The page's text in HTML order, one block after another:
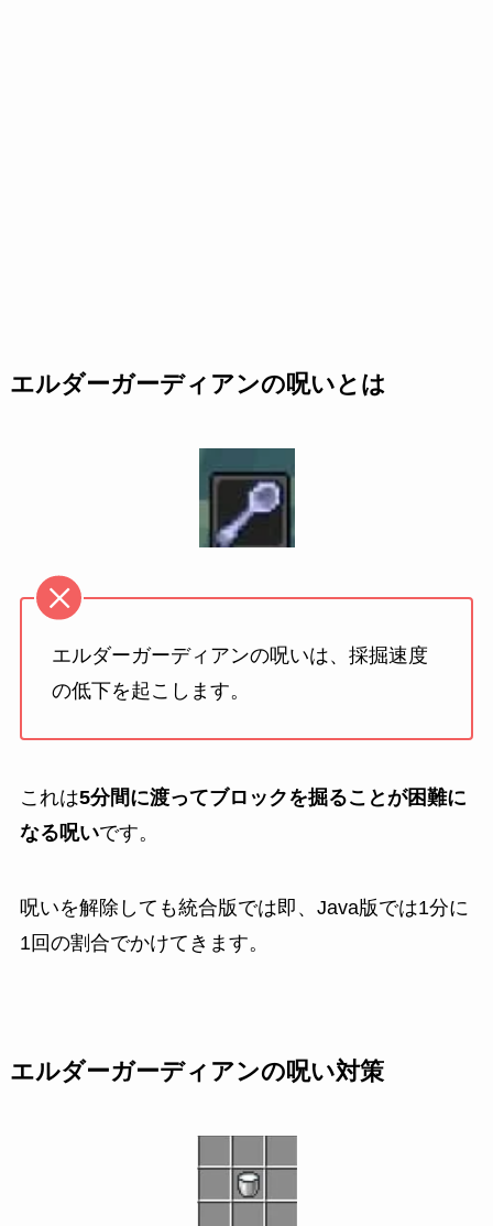
エルダーガーディアンの呪いとは
エルダーガーディアンの呪いは、採掘速度
の低下を起こします。
これは5分間に渡ってブロックを掘ることが困難に
なる呪いです。
呪いを解除しても統合版では即、Java版では1分に
1回の割合でかけてきます。
エルダーガーディアンの呪い対策